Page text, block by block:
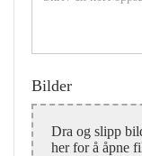
Bilder
Dra og slipp
her for å åpne